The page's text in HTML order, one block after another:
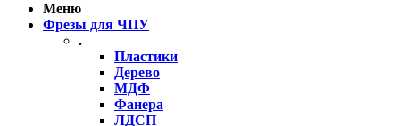
Меню
Фрезы для ЧПУ
.
Пластики
Дерево
МДФ
Фанера
ЛДСП